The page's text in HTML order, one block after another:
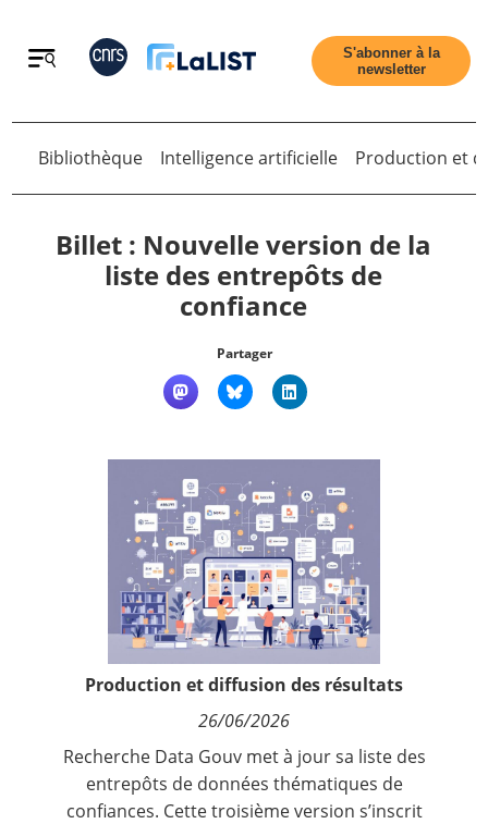
Retour
S'abonner à la
newsletter
Retour
Bibliothèque Intelligence artificielle Production et
Billet : Nouvelle version de la
liste des entrepôts de
confiance
Partager
Production et diffusion des résultats
26/06/2026
Recherche Data Gouv met à jour sa liste des
entrepôts de données thématiques de
confiances. Cette troisième version s’inscrit